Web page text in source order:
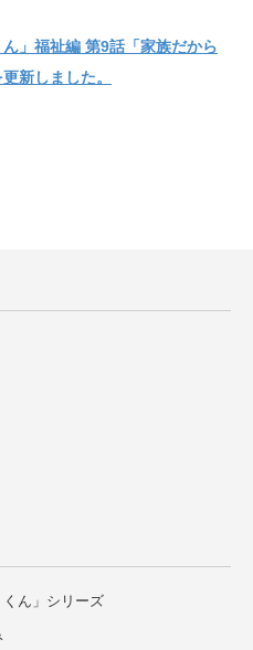
ん」福祉編 第9話「家族だから
新しました。
ん」シリーズ